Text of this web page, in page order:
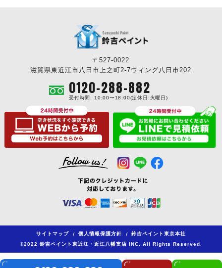
〒527-0022
滋賀県東近江市八日市上之町2-7ウィング八日市202
0120-288-882
受付時間: 10:00〜18:00(定休日:火曜日)
サイトマップ / 個人情報保護方針 /
鈴吉ペイント東京本社
©2022 鈴吉ペイント東近江・近江八幡支店 INC. All Rights Reserved.